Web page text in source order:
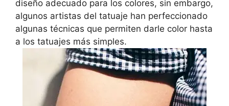
diseño adecuado para los colores, sin embargo,
algunos artistas del tatuaje han perfeccionado
algunas técnicas que permiten darle color hasta
a los tatuajes más simples.